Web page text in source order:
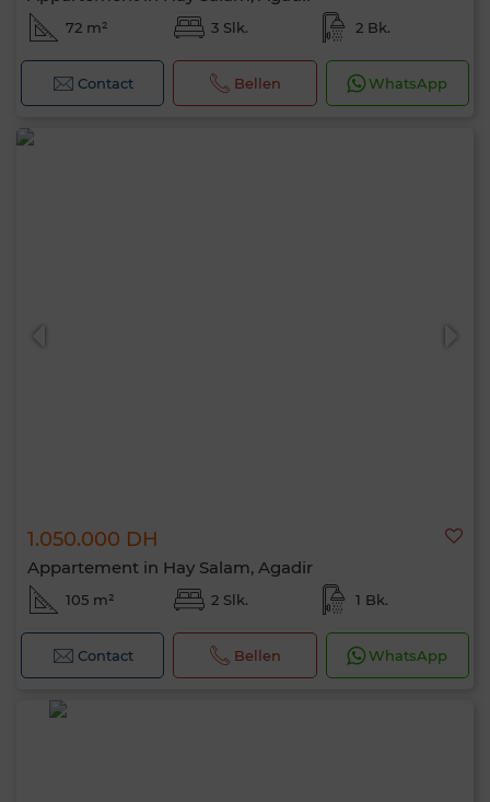
72 m² 3 Slk. 2 Bk.
Contact Bellen WhatsApp
1.050.000 DH
Appartement in Hay Salam, Agadir
105 m² 2 Slk. 1 Bk.
Contact Bellen WhatsApp